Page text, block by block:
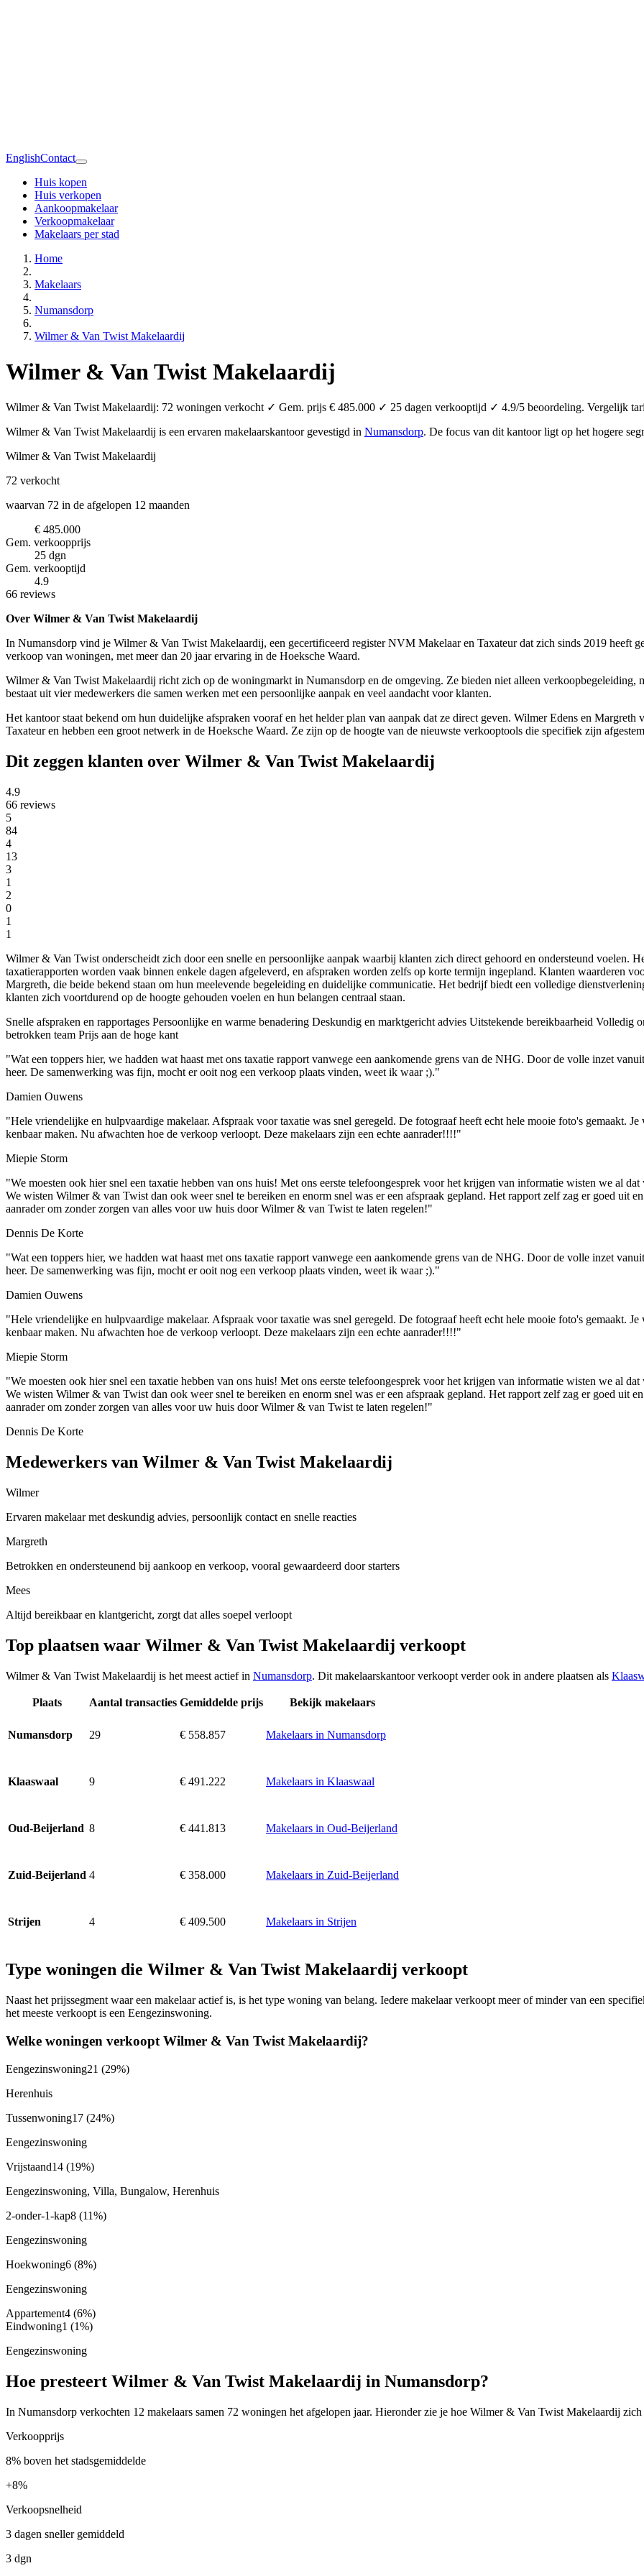
EnglishContact
Huis kopen
Huis verkopen
Aankoopmakelaar
Verkoopmakelaar
Makelaars per stad
Home
Makelaars
Numansdorp
Wilmer & Van Twist Makelaardij
Wilmer & Van Twist Makelaardij
Wilmer & Van Twist Makelaardij: 72 woningen verkocht ✓ Gem. prijs € 485.000 ✓ 25 dagen verkooptijd ✓ 4.9/5 beoordeling. Vergelijk
Wilmer & Van Twist Makelaardij is een ervaren makelaarskantoor gevestigd in Numansdorp. De focus van dit kantoor ligt op het hogere
Wilmer & Van Twist Makelaardij
72 verkocht
waarvan 72 in de afgelopen 12 maanden
€ 485.000
Gem. verkoopprijs
25 dgn
Gem. verkooptijd
4.9
66 reviews
Over Wilmer & Van Twist Makelaardij
In Numansdorp vind je Wilmer & Van Twist Makelaardij, een gecertificeerd register NVM Makelaar en Taxateur dat zich sinds 2019 heeft
verkoop van woningen, met meer dan 20 jaar ervaring in de Hoeksche Waard.
Wilmer & Van Twist Makelaardij richt zich op de woningmarkt in Numansdorp en de omgeving. Ze bieden niet alleen verkoopbegeleiding,
bestaat uit vier medewerkers die samen werken met een persoonlijke aanpak en veel aandacht voor klanten.
Het kantoor staat bekend om hun duidelijke afspraken vooraf en het helder plan van aanpak dat ze direct geven. Wilmer Edens en
Taxateur en hebben een groot netwerk in de Hoeksche Waard. Ze zijn op de hoogte van de nieuwste verkooptools die specifiek zijn
Dit zeggen klanten over Wilmer & Van Twist Makelaardij
4.9
66 reviews
5
84
4
13
3
1
2
0
1
1
Wilmer & Van Twist onderscheidt zich door een snelle en persoonlijke aanpak waarbij klanten zich direct gehoord en ondersteund voelen.
taxatierapporten worden vaak binnen enkele dagen afgeleverd, en afspraken worden zelfs op korte termijn ingepland. Klanten waarderen
Margreth, die beide bekend staan om hun meelevende begeleiding en duidelijke communicatie. Het bedrijf biedt een volledige
klanten zich voortdurend op de hoogte gehouden voelen en hun belangen centraal staan.
Snelle afspraken en rapportages Persoonlijke en warme benadering Deskundig en marktgericht advies Uitstekende bereikbaarheid Volledig
betrokken team Prijs aan de hoge kant
"Wat een toppers hier, we hadden wat haast met ons taxatie rapport vanwege een aankomende grens van de NHG. Door de volle inzet
heer. De samenwerking was fijn, mocht er ooit nog een verkoop plaats vinden, weet ik waar ;)."
Damien Ouwens
"Hele vriendelijke en hulpvaardige makelaar. Afspraak voor taxatie was snel geregeld. De fotograaf heeft echt hele mooie foto's gemaakt.
kenbaar maken. Nu afwachten hoe de verkoop verloopt. Deze makelaars zijn een echte aanrader!!!!"
Miepie Storm
"We moesten ook hier snel een taxatie hebben van ons huis! Met ons eerste telefoongesprek voor het krijgen van informatie wisten we al
We wisten Wilmer & van Twist dan ook weer snel te bereiken en enorm snel was er een afspraak gepland. Het rapport zelf zag er goed uit
aanrader om zonder zorgen van alles voor uw huis door Wilmer & van Twist te laten regelen!"
Dennis De Korte
"Wat een toppers hier, we hadden wat haast met ons taxatie rapport vanwege een aankomende grens van de NHG. Door de volle inzet
heer. De samenwerking was fijn, mocht er ooit nog een verkoop plaats vinden, weet ik waar ;)."
Damien Ouwens
"Hele vriendelijke en hulpvaardige makelaar. Afspraak voor taxatie was snel geregeld. De fotograaf heeft echt hele mooie foto's gemaakt.
kenbaar maken. Nu afwachten hoe de verkoop verloopt. Deze makelaars zijn een echte aanrader!!!!"
Miepie Storm
"We moesten ook hier snel een taxatie hebben van ons huis! Met ons eerste telefoongesprek voor het krijgen van informatie wisten we al
We wisten Wilmer & van Twist dan ook weer snel te bereiken en enorm snel was er een afspraak gepland. Het rapport zelf zag er goed uit
aanrader om zonder zorgen van alles voor uw huis door Wilmer & van Twist te laten regelen!"
Dennis De Korte
Medewerkers van Wilmer & Van Twist Makelaardij
Wilmer
Ervaren makelaar met deskundig advies, persoonlijk contact en snelle reacties
Margreth
Betrokken en ondersteunend bij aankoop en verkoop, vooral gewaardeerd door starters
Mees
Altijd bereikbaar en klantgericht, zorgt dat alles soepel verloopt
Top plaatsen waar Wilmer & Van Twist Makelaardij verkoopt
Wilmer & Van Twist Makelaardij is het meest actief in Numansdorp. Dit makelaarskantoor verkoopt verder ook in andere plaatsen als
Plaats Aantal transacties Gemiddelde prijs Bekijk makelaars
Numansdorp 29 € 558.857 Makelaars in Numansdorp
Klaaswaal 9 € 491.222 Makelaars in Klaaswaal
Oud-Beijerland 8 € 441.813 Makelaars in Oud-Beijerland
Zuid-Beijerland 4 € 358.000 Makelaars in Zuid-Beijerland
Strijen 4 € 409.500 Makelaars in Strijen
Type woningen die Wilmer & Van Twist Makelaardij verkoopt
Naast het prijssegment waar een makelaar actief is, is het type woning van belang. Iedere makelaar verkoopt meer of minder van een
het meeste verkoopt is een Eengezinswoning.
Welke woningen verkoopt Wilmer & Van Twist Makelaardij?
Eengezinswoning21 (29%)
Herenhuis
Tussenwoning17 (24%)
Eengezinswoning
Vrijstaand14 (19%)
Eengezinswoning, Villa, Bungalow, Herenhuis
2-onder-1-kap8 (11%)
Eengezinswoning
Hoekwoning6 (8%)
Eengezinswoning
Appartement4 (6%)
Eindwoning1 (1%)
Eengezinswoning
Hoe presteert Wilmer & Van Twist Makelaardij in Numansdorp?
In Numansdorp verkochten 12 makelaars samen 72 woningen het afgelopen jaar. Hieronder zie je hoe Wilmer & Van Twist Makelaardij
Verkoopprijs
8% boven het stadsgemiddelde
+8%
Verkoopsnelheid
3 dagen sneller gemiddeld
3 dgn